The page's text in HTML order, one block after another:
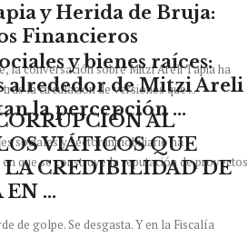
y Herida de Bruja:
Financieros
la conversación sobre Mitzi Areli Tapia ha
la circulación de versiones que ...
y bienes raíces:
alrededor de Mitzi Areli
la percepción ...
sociales y sector inmobiliario ha
que se construye la reputación de proyectos
AL
VIÁTICOS QUE
CREDIBILIDAD DE
...
de golpe. Se desgasta. Y en la Fiscalía